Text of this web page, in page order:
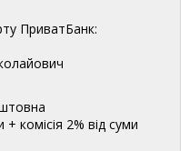
ПриватБанк:
комісія 2% від суми